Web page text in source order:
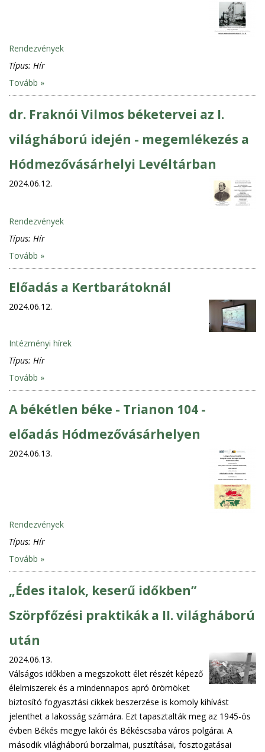
Rendezvények
Típus: Hír
Tovább »
dr. Fraknói Vilmos béketervei az I.
világháború idején - megemlékezés a
Hódmezővásárhelyi Levéltárban
2024.06.12.
Rendezvények
Típus: Hír
Tovább »
Előadás a Kertbarátoknál
2024.06.12.
Intézményi hírek
Típus: Hír
Tovább »
A békétlen béke - Trianon 104 -
előadás Hódmezővásárhelyen
2024.06.13.
Rendezvények
Típus: Hír
Tovább »
„Édes italok, keserű időkben”
Szörpfőzési praktikák a II. világháború
után
2024.06.13.
Válságos időkben a megszokott élet részét képező
élelmiszerek és a mindennapos apró örömöket
biztosító fogyasztási cikkek beszerzése is komoly kihívást
jelenthet a lakosság számára. Ezt tapasztalták meg az 1945-ös
évben Békés megye lakói és Békéscsaba város polgárai. A
második világháború borzalmai, pusztításai, fosztogatásai